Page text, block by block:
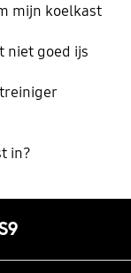
mijn koelkast
niet goed ijs
in?